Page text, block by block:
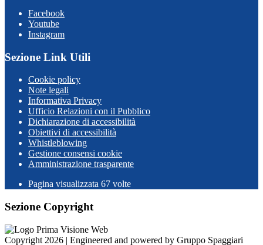
Facebook
Youtube
Instagram
Sezione Link Utili
Cookie policy
Note legali
Informativa Privacy
Ufficio Relazioni con il Pubblico
Dichiarazione di accessibilità
Obiettivi di accessibilità
Whistleblowing
Gestione consensi cookie
Amministrazione trasparente
Pagina visualizzata 67 volte
Sezione Copyright
Copyright 2026 | Engineered and powered by Gruppo Spaggiari